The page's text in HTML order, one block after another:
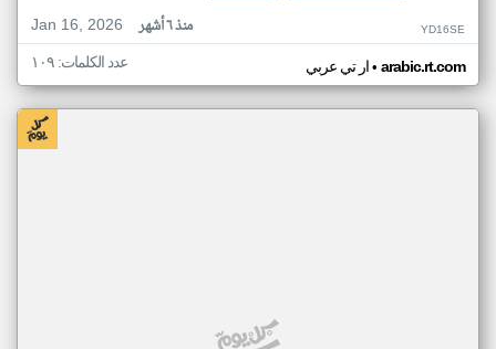
Jan 16, 2026
منذ ٦ أشهر YD16SE
ار تي عربي• arabic.rt.com عدد الكلمات: ١٠٩